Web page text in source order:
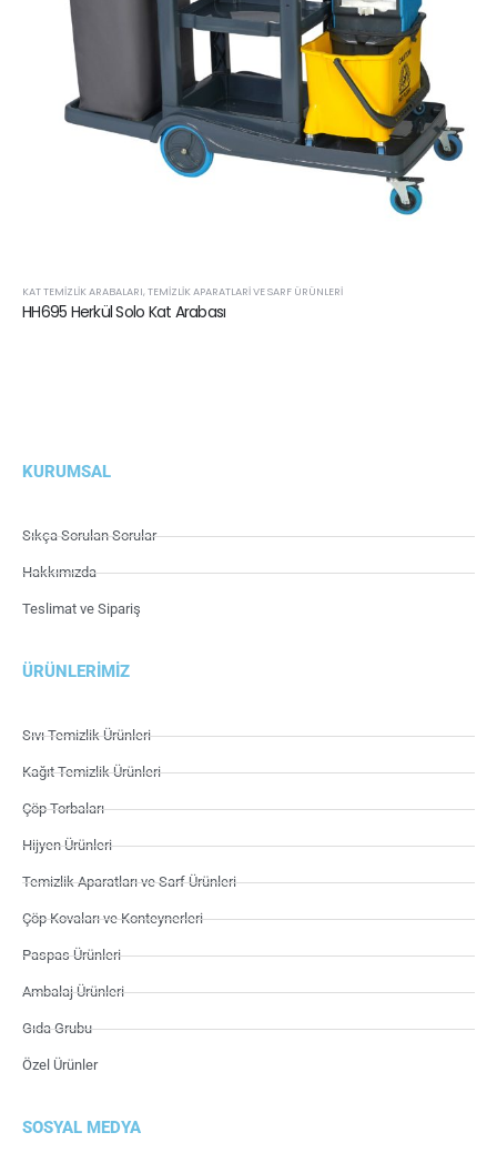
KAT TEMIZLIK ARABALARI,TEMIZLIK APARATLARI VE SARF ÜRÜNLERI
HH695 Herkül Solo Kat Arabası
KURUMSAL
Sıkça Sorulan Sorular
Hakkımızda
Teslimat ve Sipariş
ÜRÜNLERIMIZ
Sıvı Temizlik Ürünleri
Kağıt Temizlik Ürünleri
Çöp Torbaları
Hijyen Ürünleri
Temizlik Aparatları ve Sarf Ürünleri
Çöp Kovaları ve Konteynerleri
Paspas Ürünleri
Ambalaj Ürünleri
Gıda Grubu
Özel Ürünler
SOSYAL MEDYA